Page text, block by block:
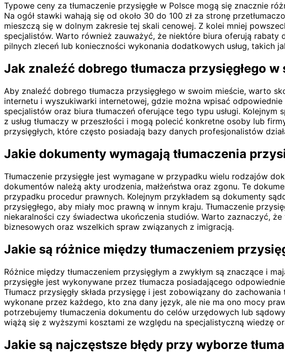
Typowe ceny za tłumaczenie przysięgłe w Polsce mogą się znacznie
Na ogół stawki wahają się od około 30 do 100 zł za stronę
mieszczą się w dolnym zakresie tej skali cenowej. Z kolei mniej
specjalistów. Warto również zauważyć, że niektóre biura oferują
pilnych zleceń lub konieczności wykonania dodatkowych usług, takich
Jak znaleźć dobrego tłumacza przysięgłego
Aby znaleźć dobrego tłumacza przysięgłego w swoim mieście, warto
internetu i wyszukiwarki internetowej, gdzie można wpisać
specjalistów oraz biura tłumaczeń oferujące tego typu usługi.
z usług tłumaczy w przeszłości i mogą polecić konkretne osoby lub
przysięgłych, które często posiadają bazy danych profesjonalistów
Jakie dokumenty wymagają tłumaczenia
Tłumaczenie przysięgłe jest wymagane w przypadku wielu rodzajów
dokumentów należą akty urodzenia, małżeństwa oraz zgonu. Te
przypadku procedur prawnych. Kolejnym przykładem są dokumenty
przysięgłego, aby miały moc prawną w innym kraju. Tłumaczenie
niekaralności czy świadectwa ukończenia studiów. Warto zaznaczyć,
biznesowych oraz wszelkich spraw związanych z imigracją.
Jakie są różnice między tłumaczeniem
Różnice między tłumaczeniem przysięgłym a zwykłym są znaczące i
przysięgłe jest wykonywane przez tłumacza posiadającego
Tłumacz przysięgły składa przysięgę i jest zobowiązany do
wykonane przez każdego, kto zna dany język, ale nie ma ono mocy
potrzebujemy tłumaczenia dokumentu do celów urzędowych lub
wiążą się z wyższymi kosztami ze względu na specjalistyczną wiedzę
Jakie są najczęstsze błędy przy wyborze